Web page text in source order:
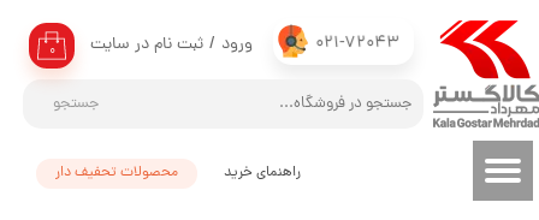
021-72043
جستجو
۰ ورود / ثبت نام در سایت
حساب کاربری من
تغییر گذر واژه
سفارشات
محصولات تحفیف دار راهنمای خرید